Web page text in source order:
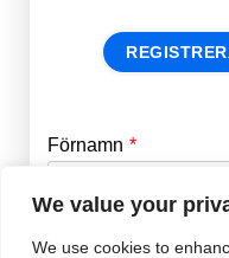
We value your
We use cookies to
Förnamn *
Efternamn *
Email
Password